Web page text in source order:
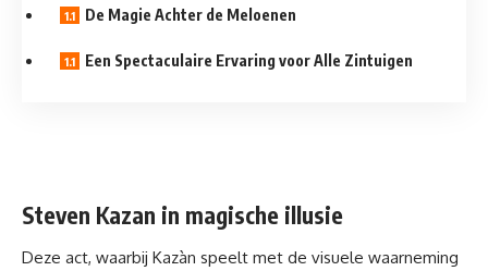
De Magie Achter de Meloenen
Een Spectaculaire Ervaring voor Alle Zintuigen
Steven Kazan in magische illusie
Deze act, waarbij Kazàn speelt met de visuele waarneming